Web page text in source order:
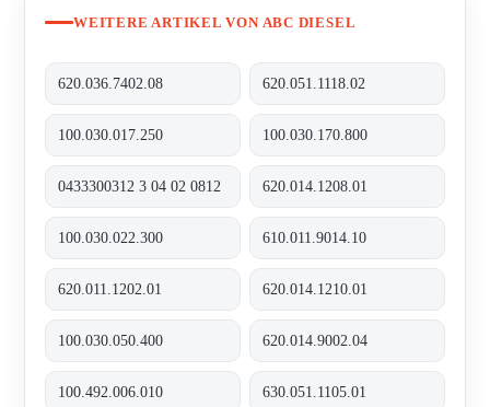
WEITERE ARTIKEL VON ABC DIESEL
620.036.7402.08 620.051.1118.02
100.030.017.250 100.030.170.800
0433300312 3 04 02 0812 620.014.1208.01
100.030.022.300 610.011.9014.10
620.011.1202.01 620.014.1210.01
100.030.050.400 620.014.9002.04
100.492.006.010 630.051.1105.01